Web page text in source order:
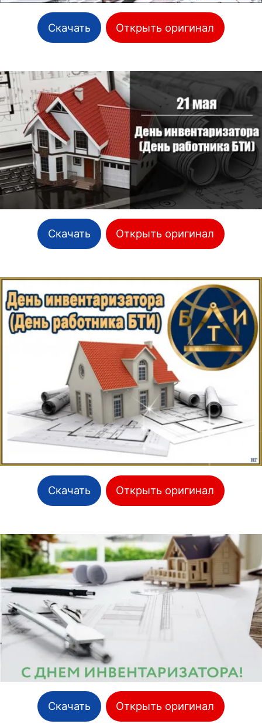
Скачать Открыть оригинал
Скачать Открыть оригинал
Скачать Открыть оригинал
Скачать Открыть оригинал